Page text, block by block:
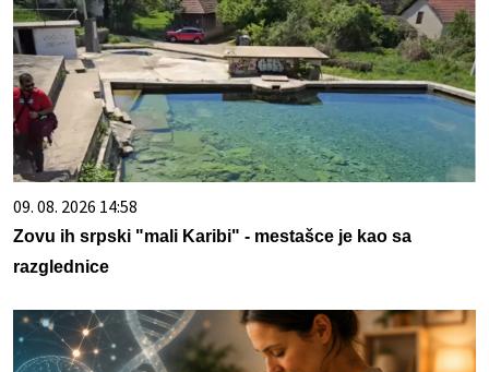
09. 08. 2026 14:58
Zovu ih srpski "mali Karibi" - mestašce je kao sa
razglednice